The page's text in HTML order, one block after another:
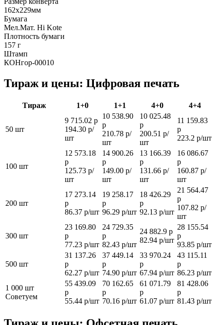
162х229мм
Бумага
Мел.Мат. Hi Kote
Плотность бумаги
157 г
Штамп
КОНгор-00010
Тираж и цены: Цифровая печать
Тираж 1+0 1+1 4+0 4+4
50 шт
9 715.02 р
194.30 р/
шт
10 538.90
р
210.78 р/
шт
10 025.48
р
200.51 р/
шт
11 159.83
р
223.2 р/шт
100 шт
12 573.18
р
125.73 р/
шт
14 900.26
р
149.00 р/
шт
13 166.39
р
131.66 р/
шт
16 086.67
р
160.87 р/
шт
200 шт
17 273.14
р
86.37 р/шт
19 258.17
р
96.29 р/шт
18 426.29
р
92.13 р/шт
21 564.47
р
107.82 р/
шт
300 шт
23 169.80
р
77.23 р/шт
24 729.35
р
82.43 р/шт
24 882.9 р
82.94 р/шт
28 155.54
р
93.85 р/шт
500 шт
31 137.26
р
62.27 р/шт
37 449.14
р
74.90 р/шт
33 970.24
р
67.94 р/шт
43 115.11
р
86.23 р/шт
1 000 шт
Советуем
55 439.09
р
55.44 р/шт
70 162.65
р
70.16 р/шт
61 071.79
р
61.07 р/шт
81 428.06
р
81.43 р/шт